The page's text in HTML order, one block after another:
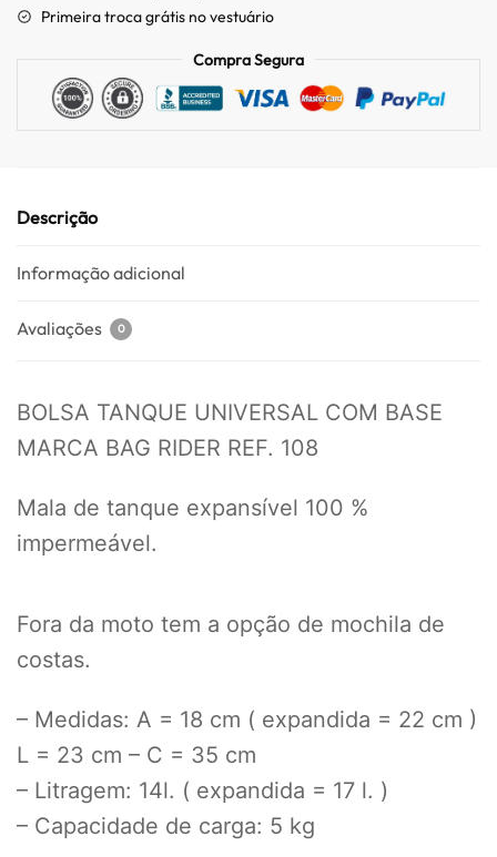
Primeira troca grátis no vestuário
Compra Segura
Descrição
Informação adicional
Avaliações 0
BOLSA TANQUE UNIVERSAL COM BASE
MARCA BAG RIDER REF. 108
Mala de tanque expansível 100 %
impermeável.
Fora da moto tem a opção de mochila de
costas.
– Medidas: A = 18 cm ( expandida = 22 cm )
L = 23 cm – C = 35 cm
– Litragem: 14l. ( expandida = 17 l. )
– Capacidade de carga: 5 kg